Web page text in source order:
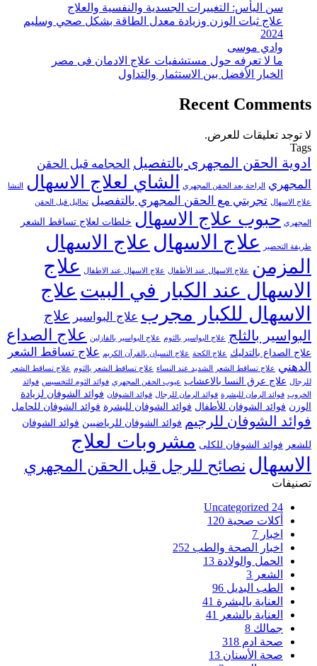
سن اليأس: التغييرات الجسدية والنفسية والعلاج
علاج ثبات الوزن وزيادة معدل الطاقة بشكل صحي وسليم
2024
وادي موسى
ما لا تعرفه حول مستشفيات علاج الادمان فى مصر
الخيار الأفضل بين الاستثمار والتداول
Recent Comments
لا توجد تعليقات للعرض.
Tags
ادوية الحقن المجهرى بالتفصيل الحجامه قبل الحقن
المجهري
الراحة بعد الحقن المجهري الشاي لعلاج الاسهال النشا
علاج الاسهال تجربتي مع الحقن المجهري بالتفصيل تحاليل قبل الحقن
المجهري حبوب علاج الاسهال خلطات لعلاج تساقط الشعر
طريقة التحضير علاج الاسهال علاج الاسهال
المزمن
علاج الاسهال عند الأطفال علاج الاسهال عند الاطفال
علاج
الاسهال عند الكبار في البيت علاج
الاسهال للكبار مجرب علاج البواسير علاج
البواسير بالثلج علاج البواسير بالثوم علاج البواسير بالفازلين علاج الصداع
علاج الصداع بالتدليك علاج الكحة علاج النسيان بالقرآن الكريم
علاج تساقط الشعر
الدهني علاج تساقط الشعر الشديد عند النساء علاج تساقط الشعر بالثوم علاج تساقط الشعر
للرجال علاج عرق النسا بالاعشاب عيوب الحقن المجهري فوائد الثوم للتخسيس فوائد
الخروب فوائد الرمان للبشرة فوائد الرمان للرجال فوائد الشوفان فوائد الشوفان لزيادة
الوزن فوائد الشوفان للأطفال فوائد الشوفان للبشرة فوائد الشوفان للحامل
فوائد الشوفان للرجيم فوائد الشوفان للرياضيين فوائد الشوفان
للشعر فوائد الشوفان للكلى مشروبات لعلاج
الاسهال نصائح للرجل قبل الحقن المجهري
تصنيفات
Uncategorized 24
أكلات صحية 120
اخبار 7
اخبار الصحة والطب 252
الحمل والولادة 13
الشعر 3
الطب البديل 96
العناية بالبشرة 41
العناية بالشعر
41
جمالك 8
صحة ادم 318
صحة الأسنان 13